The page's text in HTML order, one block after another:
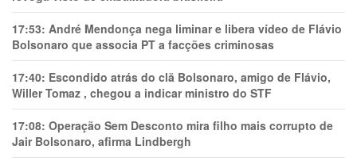
17:53: André Mendonça nega liminar e libera vídeo de Flávio
Bolsonaro que associa PT a facções criminosas
17:40: Escondido atrás do clã Bolsonaro, amigo de Flávio,
Willer Tomaz , chegou a indicar ministro do STF
17:08: Operação Sem Desconto mira filho mais corrupto de
Jair Bolsonaro, afirma Lindbergh